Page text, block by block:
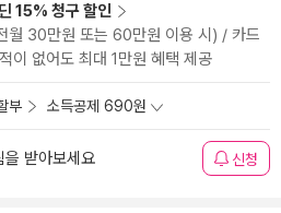
15% 청구 할인
월 30만원 또는 60만원 이용 시) / 카드
이 없어도 최대 1만원 혜택 제공
부 소득공제 690원
을 받아보세요 신청